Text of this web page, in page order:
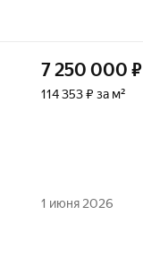
7 250 000 ₽
114 353 ₽ за м²
1 июня 2026